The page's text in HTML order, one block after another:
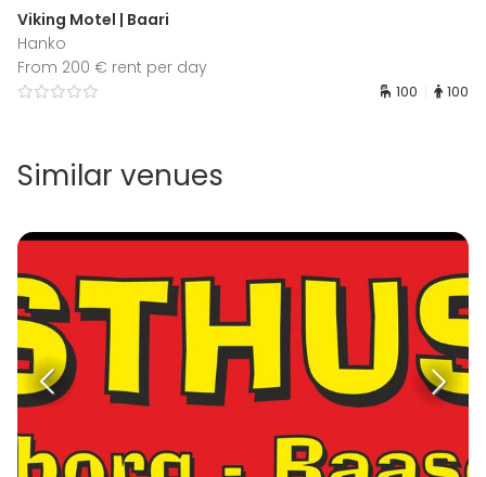
Viking Motel | Baari
Hanko
From 200 € rent per day
100 100
Similar venues